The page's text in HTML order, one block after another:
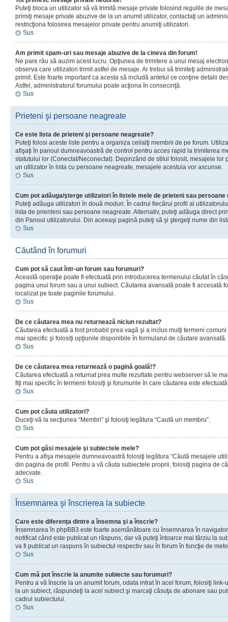
Puteţi bloca un utilizator să vă trimită mesaje private folosind regulile de
primiţi mesaje private abuzive de la un anumit utilizator, contactaţi un
restricţiona folosirea mesajelor private pentru anumiţi utilizatori.
Sus
Am primit spam-uri sau mesaje abuzive de la cineva din forum!
Ne pare rău să auzim acest lucru. Opţiunea de trimitere a unui mesaj
observa care utilizatori trimit astfel de mesaje. Ar trebui să trimiteţi
primit. Este foarte important ca acesta să includă antetul ce conţine detalii
Astfel, administratorul forumului poate acţiona în consecinţă.
Sus
Prieteni şi persoane neagreate
Ce este lista de prieteni şi persoane neagreate?
Puteţi folosi aceste liste pentru a organiza ceilalţi membrii de pe forum.
afişaţi în panoul dumneavoastră de control pentru acces rapid la trimiterea
statutului lor (Conectat/Neconectat). Depinzând de stilul folosit, mesajele lor
un utilizator în lista cu persoane neagreate, mesajele acestuia vor ascunse.
Sus
Cum pot adăuga/şterge utilizatori în listele mele de prieteni sau persoane
Puteţi adăuga utilizatori în două moduri. În cadrul fiecărui profil al
lista de prienteni sau persoane neagreate. Alternativ, puteţi adăuga direct
din Panoul utilizatorului. Din aceeaşi pagină puteţi să şi ştergeţi nume din
Sus
Căutând în forumuri
Cum pot să caut într-un forum sau forumuri?
Această operaţie poate fi efectuată prin introducerea termenului căutat în
pagina unui forum sau a unui subiect. Căutarea avansată poate fi accesată
localizat pe toate paginile forumului.
Sus
De ce căutarea mea nu returnează niciun rezultat?
Căutarea efectuată a fost probabil prea vagă şi a inclus mulţi termeni
mai specific şi folosiţi opţiunile disponibile în formularul de căutare avansată.
Sus
De ce căutarea mea returnează o pagină goală!?
Căutarea efectuată a returnat prea multe rezultate pentru webserver să le
fiţi mai specific în termenii folosiţi şi forumurile în care căutarea este
Sus
Cum pot căuta utilizatori?
Duceţi-vă la secţiunea “Membri” şi folosiţi legătura “Caută un membru”.
Sus
Cum pot găsi mesajele şi subiectele mele?
Pentru a afişa mesajele dumneavoastră folosiţi legătura “Căută mesajele
din pagina de profil. Pentru a vă căuta subiectele proprii, folosiţi pagina de
adecvate.
Sus
Însemnarea şi înscrierea la subiecte
Care este diferenţa dintre a însemna şi a înscrie?
Însemnarea în phpBB3 este foarte asemănătoare cu însemnarea în
notificat când este publicat un răspuns, dar vă puteţi întoarce mai târziu la
va fi publicat un raspuns în subiectul respectiv sau în forum în funcţie de
Sus
Cum mă pot înscrie la anumite subiecte sau forumuri?
Pentru a vă înscrie la un anumit forum, odata intrat în acel forum, folosiţi
la un subiect, răspundeţi la acel subiect şi marcaţi căsuţa de abonare sau
cadrul subiectului.
Sus